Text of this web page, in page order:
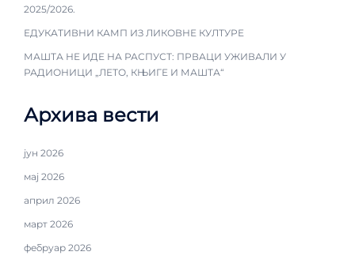
2025/2026.
ЕДУКАТИВНИ КАМП ИЗ ЛИКОВНЕ КУЛТУРЕ
МАШТА НЕ ИДЕ НА РАСПУСТ: ПРВАЦИ УЖИВАЛИ У
РАДИОНИЦИ „ЛЕТО, КЊИГЕ И МАШТА“
Архива вести
јун 2026
мај 2026
април 2026
март 2026
фебруар 2026